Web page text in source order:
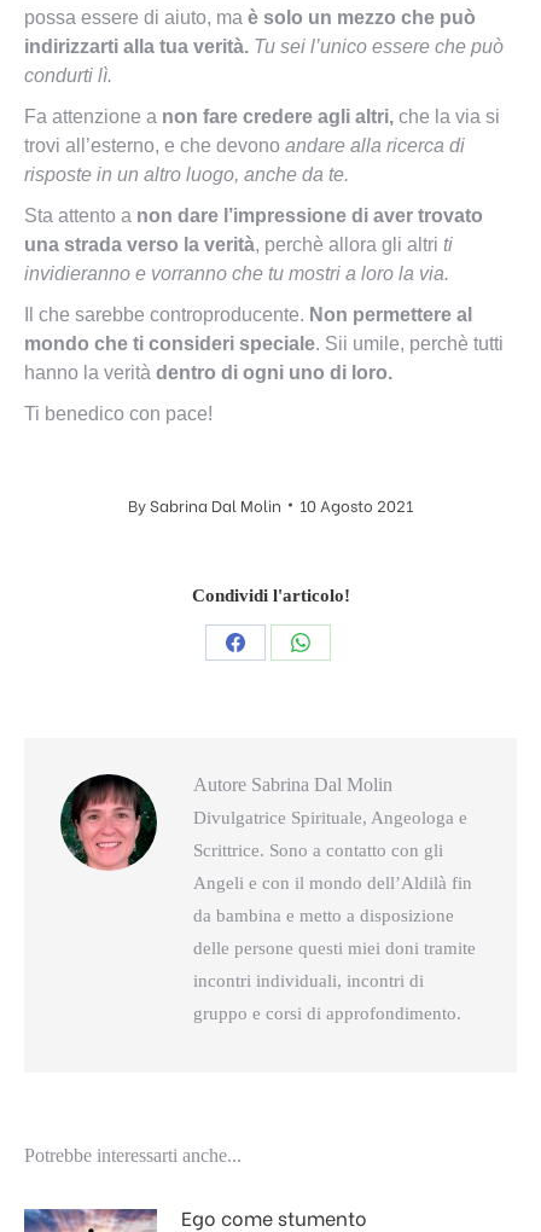
possa essere di aiuto, ma è solo un mezzo che può
indirizzarti alla tua verità. Tu sei l’unico essere che può
condurti lì.
Fa attenzione a non fare credere agli altri, che la via si
trovi all’esterno, e che devono andare alla ricerca di
risposte in un altro luogo, anche da te.
Sta attento a non dare l’impressione di aver trovato
una strada verso la verità, perchè allora gli altri ti
invidieranno e vorranno che tu mostri a loro la via.
Il che sarebbe controproducente. Non permettere al
mondo che ti consideri speciale. Sii umile, perchè tutti
hanno la verità dentro di ogni uno di loro.
Ti benedico con pace!
BySabrina Dal Molin 10 Agosto 2021
Condividi l'articolo!
CondividiCondividi
Autore Sabrina Dal Molin
Divulgatrice Spirituale, Angeologa e
Scrittrice. Sono a contatto con gli
Angeli e con il mondo dell’Aldilà fin
da bambina e metto a disposizione
delle persone questi miei doni tramite
incontri individuali, incontri di
gruppo e corsi di approfondimento.
Potrebbe interessarti anche...
Ego come stumento